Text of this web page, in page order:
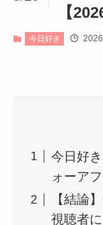
【
今日好き
今日好
ォーア
【結論
視聴者